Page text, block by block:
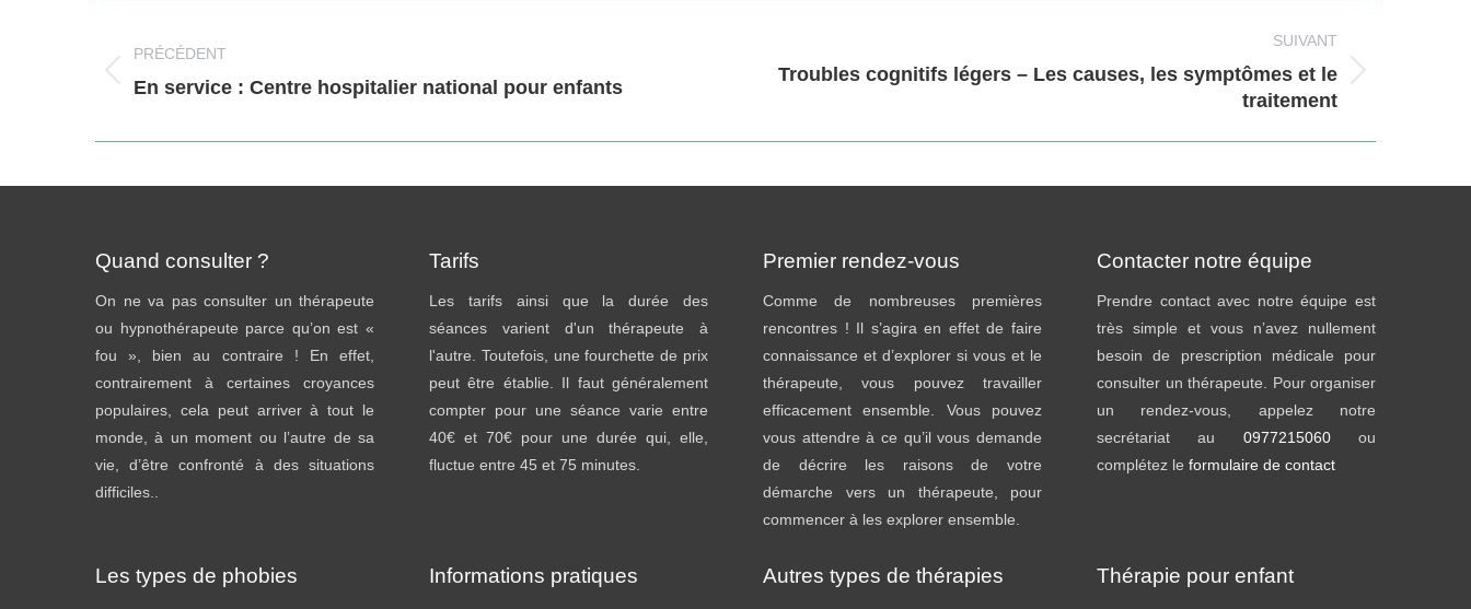
article
PRÉCÉDENT
Article
:
En service : Centre hospitalier national pour enfants
SUIVANT
Article
:
Troubles cognitifs légers – Les causes, les symptômes et le
traitement
Quand consulter ?
On ne va pas consulter un thérapeute
ou hypnothérapeute parce qu’on est «
fou », bien au contraire ! En effet,
contrairement à certaines croyances
populaires, cela peut arriver à tout le
monde, à un moment ou l’autre de sa
vie, d’être confronté à des situations
difficiles..
Tarifs
Les tarifs ainsi que la durée des
séances varient d'un thérapeute à
l'autre. Toutefois, une fourchette de prix
peut être établie. Il faut généralement
compter pour une séance varie entre
40€ et 70€ pour une durée qui, elle,
fluctue entre 45 et 75 minutes.
Premier rendez-vous
Comme de nombreuses premières
rencontres ! Il s’agira en effet de faire
connaissance et d’explorer si vous et le
thérapeute, vous pouvez travailler
efficacement ensemble. Vous pouvez
vous attendre à ce qu’il vous demande
de décrire les raisons de votre
démarche vers un thérapeute, pour
commencer à les explorer ensemble.
Contacter notre équipe
Prendre contact avec notre équipe est
très simple et vous n’avez nullement
besoin de prescription médicale pour
consulter un thérapeute. Pour organiser
un rendez-vous, appelez notre
secrétariat au 0977215060ou
complétez le formulaire de contact
Les types de phobies Informations pratiques Autres types de thérapies Thérapie pour enfant